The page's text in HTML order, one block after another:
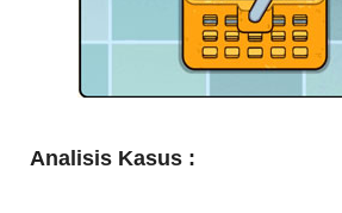
Analisis Kasus :